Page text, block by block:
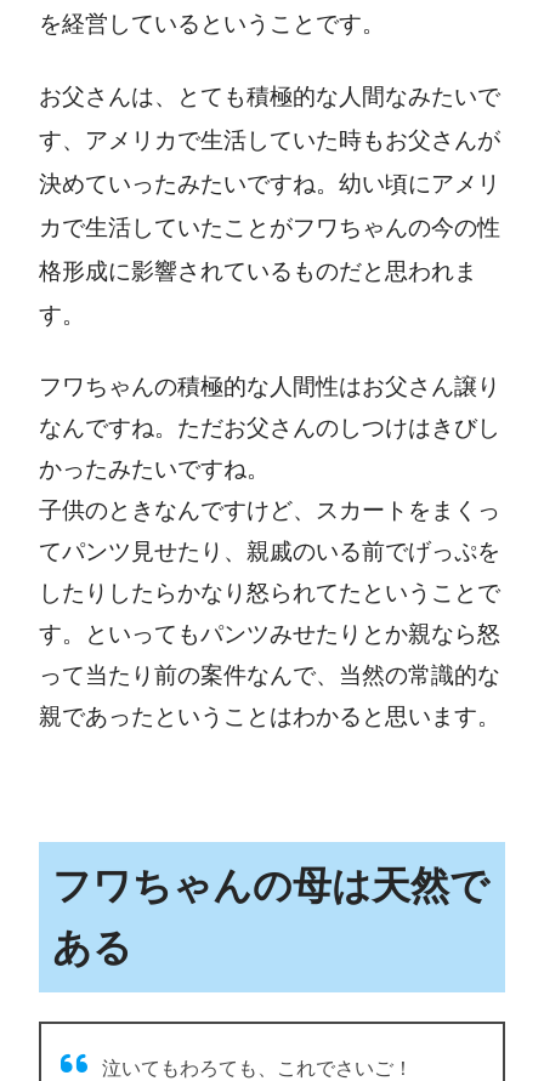
を経営しているということです。
お父さんは、とても積極的な人間なみたいで
す、アメリカで生活していた時もお父さんが
決めていったみたいですね。幼い頃にアメリ
カで生活していたことがフワちゃんの今の性
格形成に影響されているものだと思われま
す。
フワちゃんの積極的な人間性はお父さん譲り
なんですね。ただお父さんのしつけはきびし
かったみたいですね。
子供のときなんですけど、スカートをまくっ
てパンツ見せたり、親戚のいる前でげっぷを
したりしたらかなり怒られてたということで
す。といってもパンツみせたりとか親なら怒
って当たり前の案件なんで、当然の常識的な
親であったということはわかると思います。
フワちゃんの母は天然で
ある
泣いてもわろても、これでさいご！